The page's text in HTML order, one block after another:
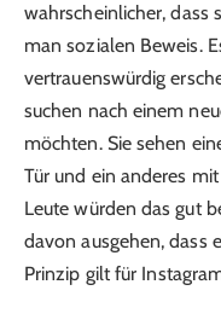
wahrscheinlicher, dass
man sozialen Beweis.
vertrauenswürdig
suchen nach einem
möchten. Sie sehen
Tür und ein anderes
Leute würden das gut
davon ausgehen, dass
Prinzip gilt für